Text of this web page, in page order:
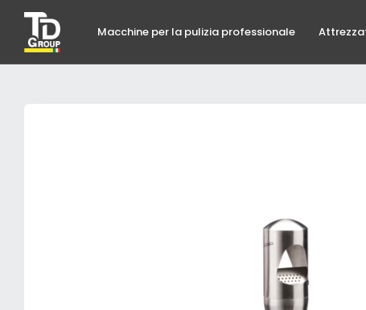
Macchine per la pulizia professionale